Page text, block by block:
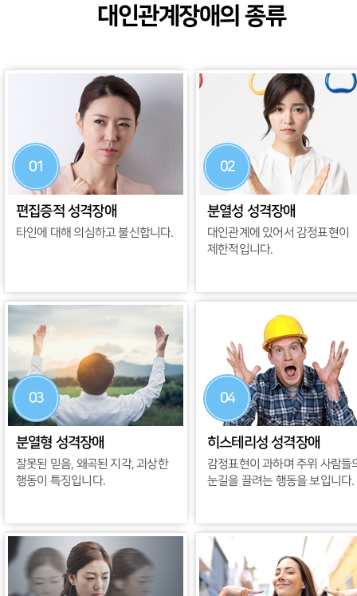
대인관계장애의 종류
01
편집증적 성격장애
타인에 대해 의심하고 불신합니다.
02
분열성 성격장애
대인관계에 있어서 감정표현이
제한적입니다.
03
분열형 성격장애
잘못된 믿음, 왜곡된 지각, 괴상한
행동이 특징입니다.
04
히스테리성 성격장애
감정표현이 과하며 주위 사람들
눈길을 끌려는 행동을 보입니다.